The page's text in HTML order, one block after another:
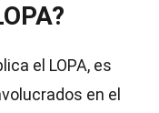
el LOPA, es
en el